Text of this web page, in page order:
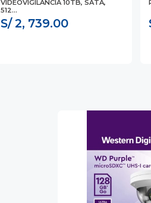
VIDEOVIGILANCIA 10TB, SATA,
512...
S/ 2, 739.00